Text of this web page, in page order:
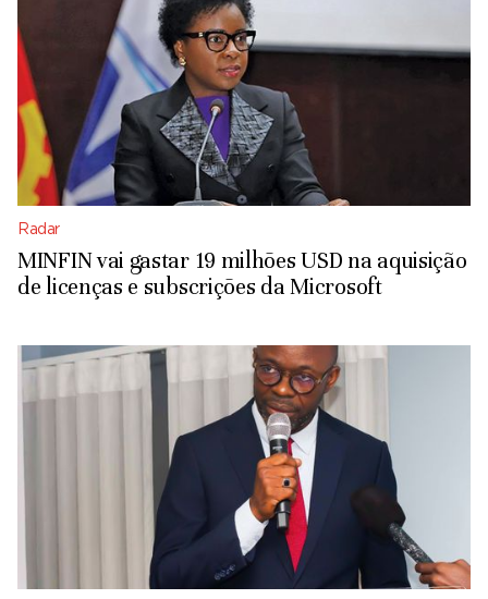
Radar
MINFIN vai gastar 19 milhões USD na aquisição
de licenças e subscrições da Microsoft